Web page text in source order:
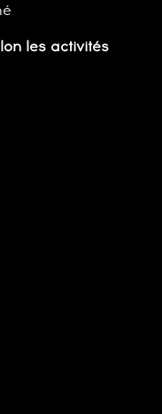
les activités